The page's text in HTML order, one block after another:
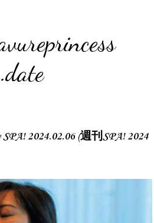
.date
2024.02.06 (週刊SPA! 2024